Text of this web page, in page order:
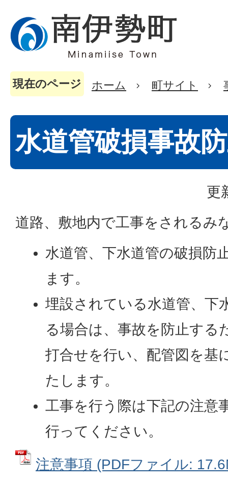
現在のページ ホーム 町サイト
水道管破損事故
更
道路、敷地内で工事をされるみ
水道管、下水道管の破損防
ます。
埋設されている水道管、下
る場合は、事故を防止する
打合せを行い、配管図を基
たします。
工事を行う際は下記の注意
行ってください。
注意事項 (PDFファイル: